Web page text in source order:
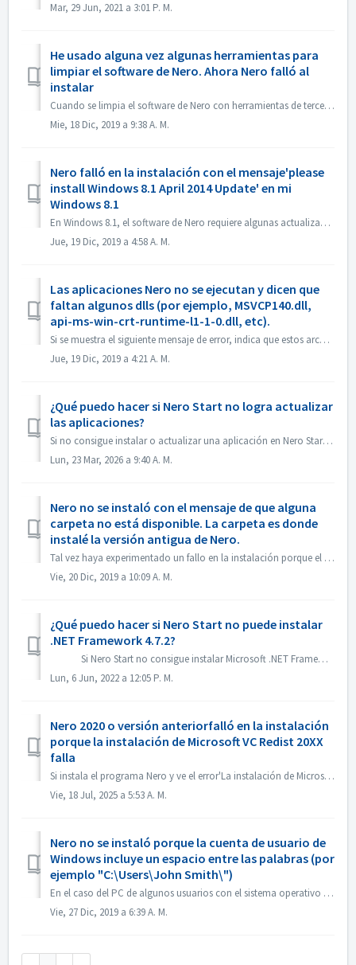
Mar, 29 Jun, 2021 a 3:01 P. M.
He usado alguna vez algunas herramientas para
limpiar el software de Nero. Ahora Nero falló al
instalar
Cuando se limpia el software de Nero con herramientas de terceros (por ejemplo, IObit Uninstaller, Total Cleaner, Revo Uninstaller, etc.), estas herramienta...
Mie, 18 Dic, 2019 a 9:38 A. M.
Nero falló en la instalación con el mensaje'please
install Windows 8.1 April 2014 Update' en mi
Windows 8.1
En Windows 8.1, el software de Nero requiere algunas actualizaciones de Windows. 1. Por favor, abra Panel de control->Actualización de Windows, instale ...
Jue, 19 Dic, 2019 a 4:58 A. M.
Las aplicaciones Nero no se ejecutan y dicen que
faltan algunos dlls (por ejemplo, MSVCP140.dll,
api-ms-win-crt-runtime-l1-1-0.dll, etc).
Si se muestra el siguiente mensaje de error, indica que estos archivos faltan en Microsoft Visual C++ Redistributable (x86) . MSVCP140.DLL(or similar fil...
Jue, 19 Dic, 2019 a 4:21 A. M.
¿Qué puedo hacer si Nero Start no logra actualizar
las aplicaciones?
Si no consigue instalar o actualizar una aplicación en Nero Start, puede probar los siguientes métodos para solucionarlo. La instalación de las aplicaci...
Lun, 23 Mar, 2026 a 9:40 A. M.
Nero no se instaló con el mensaje de que alguna
carpeta no está disponible. La carpeta es donde
instalé la versión antigua de Nero.
Tal vez haya experimentado un fallo en la instalación porque el directorio no está disponible. El mensaje puede ser como el siguiente: Esto se debe...
Vie, 20 Dic, 2019 a 10:09 A. M.
¿Qué puedo hacer si Nero Start no puede instalar
.NET Framework 4.7.2?
Si Nero Start no consigue instalar Microsoft .NET Framework 4.7.2 en el Update Center, puede probar los siguientes métodos para solucionarlo. ...
Lun, 6 Jun, 2022 a 12:05 P. M.
Nero 2020 o versión anteriorfalló en la instalación
porque la instalación de Microsoft VC Redist 20XX
falla
Si instala el programa Nero y ve el error'La instalación de Microsoft VC Redist 2015-20xx (x86) ha fallado', por favor siga los siguientes pasos: ...
Vie, 18 Jul, 2025 a 5:53 A. M.
Nero no se instaló porque la cuenta de usuario de
Windows incluye un espacio entre las palabras (por
ejemplo "C:\Users\John Smith\")
En el caso del PC de algunos usuarios con el sistema operativo Windows 10 instalado, la cuenta de usuario de inicio de sesión de Windows con espacios o cara...
Vie, 27 Dic, 2019 a 6:39 A. M.